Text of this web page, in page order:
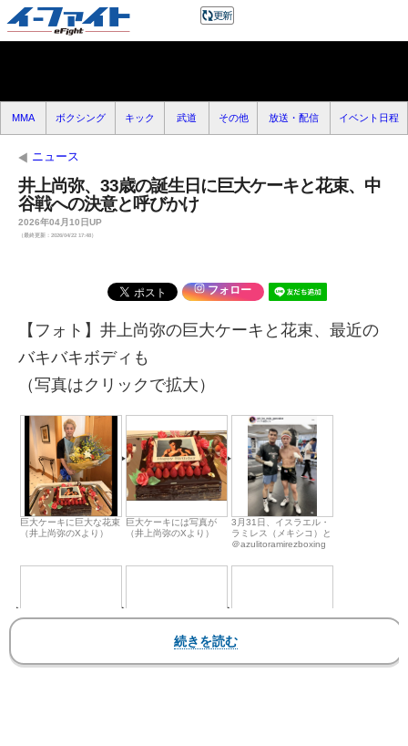
MMA ボクシング キック 武道 その他 放送・配信 イベント日程
ニュース
井上尚弥、33歳の誕生日に巨大ケーキと花束、中
谷戦への決意と呼びかけ
2026年04月10日UP
（最終更新：2026/04/22 17:48）
フォロー
【フォト】井上尚弥の巨大ケーキと花束、最近の
バキバキボディも
（写真はクリックで拡大）
巨大ケーキに巨大な花束
（井上尚弥のXより）
巨大ケーキには写真が
（井上尚弥のXより）
3月31日、イスラエル・
ラミレス（メキシコ）と
＠azulitoramirezboxing